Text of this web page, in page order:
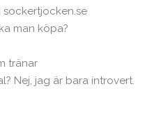
man köpa?
tränar
Nej, jag är bara introvert.